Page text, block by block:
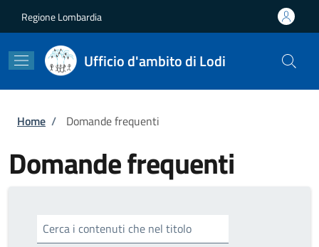
Regione Lombardia
Ufficio d'ambito di Lodi
Briciole di pane
Home / Domande frequenti
Domande frequenti
Cerca i contenuti che nel titolo